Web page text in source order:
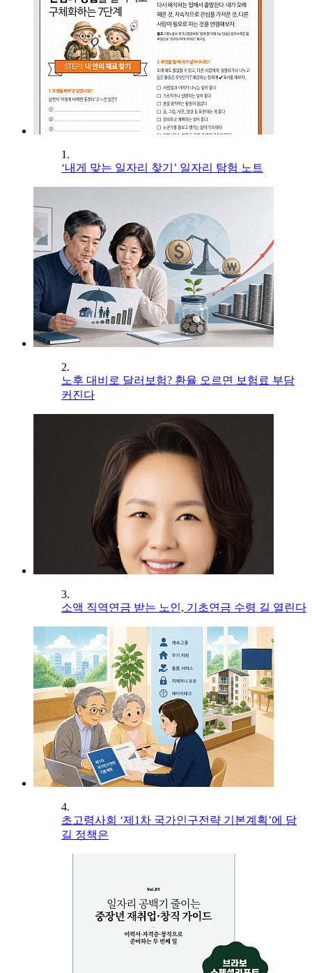
1.
‘내게 맞는 일자리 찾기’ 일자리 탐험 노트
2.
노후 대비로 달러보험? 환율 오르면 보험료 부담
커진다
3.
소액 직역연금 받는 노인, 기초연금 수령 길 열린다
4.
초고령사회 ‘제1차 국가인구전략 기본계획’에 담
길 정책은